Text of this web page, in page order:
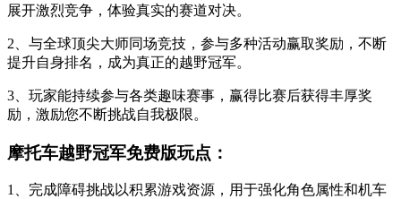
展开激烈竞争，体验真实的赛道对决。
2、与全球顶尖大师同场竞技，参与多种活动赢取奖励，不断
提升自身排名，成为真正的越野冠军。
3、玩家能持续参与各类趣味赛事，赢得比赛后获得丰厚奖
励，激励您不断挑战自我极限。
摩托车越野冠军免费版玩点：
1、完成障碍挑战以积累游戏资源，用于强化角色属性和机车